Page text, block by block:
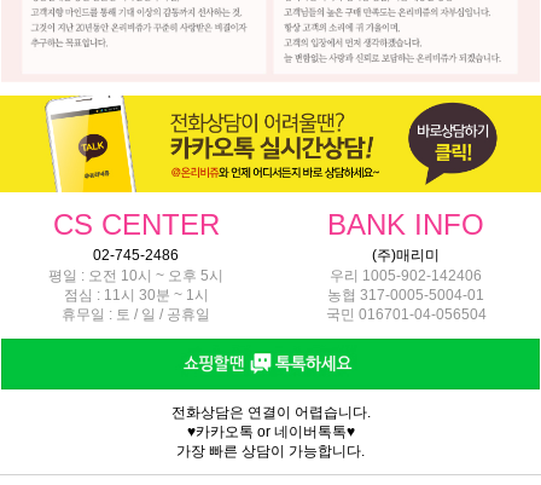
CS CENTER BANK INFO
02-745-2486
(주)매리미
평일 : 오전 10시 ~ 오후 5시
점심 : 11시 30분 ~ 1시
휴무일 : 토 / 일 / 공휴일
우리 1005-902-142406
농협 317-0005-5004-01
국민 016701-04-056504
전화상담은 연결이 어렵습니다.
♥카카오톡 or 네이버톡톡♥
가장 빠른 상담이 가능합니다.